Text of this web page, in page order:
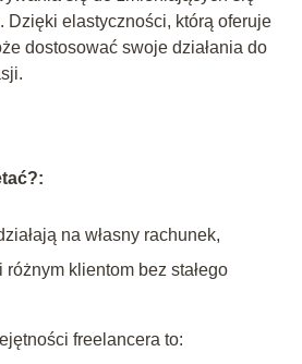
Dzięki elastyczności, którą oferuje
dostosować swoje działania do
na własny rachunek,
różnym klientom bez stałego
freelancera to: